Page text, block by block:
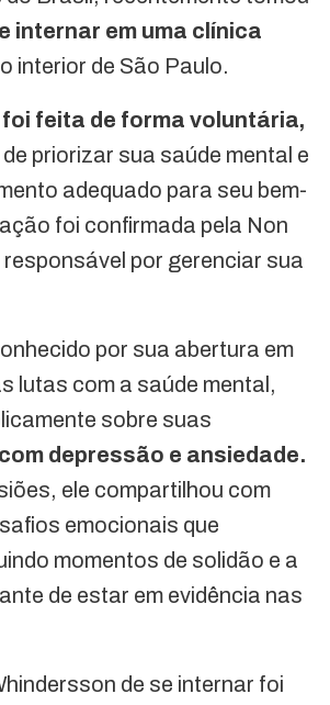
internar em uma clínica
interior de São Paulo.
feita de forma voluntária,
priorizar sua saúde mental e
adequado para seu bem-
foi confirmada pela Non
por gerenciar sua
por sua abertura em
lutas com a saúde mental,
sobre suas
depressão e ansiedade.
ele compartilhou com
emocionais que
momentos de solidão e a
de estar em evidência nas
de se internar foi